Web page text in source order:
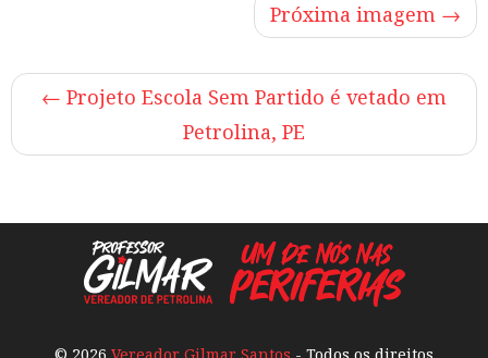
Próxima imagem →
← Projeto Escola Sem Partido é vetado em
Petrolina, PE